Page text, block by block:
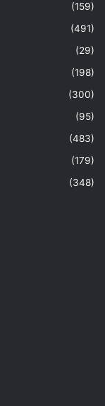
(159)
(491)
(29)
(198)
(300)
(95)
(483)
(179)
(348)